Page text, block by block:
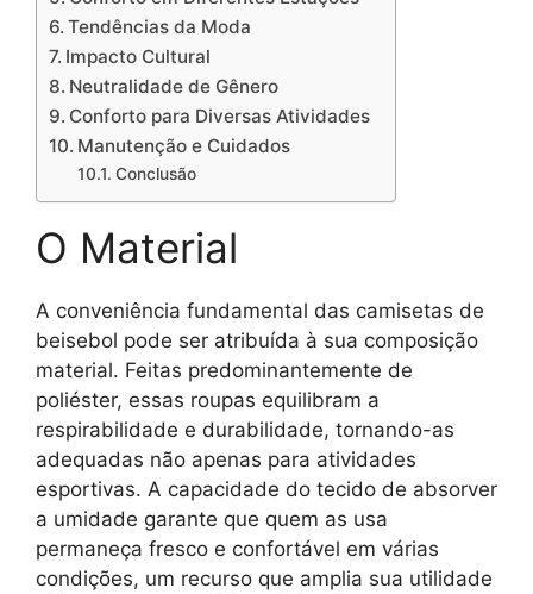
Tendências da Moda
Impacto Cultural
Neutralidade de Gênero
Conforto para Diversas Atividades
Manutenção e Cuidados
Conclusão
O Material
A conveniência fundamental das camisetas de
beisebol pode ser atribuída à sua composição
material. Feitas predominantemente de
poliéster, essas roupas equilibram a
respirabilidade e durabilidade, tornando-as
adequadas não apenas para atividades
esportivas. A capacidade do tecido de absorver
a umidade garante que quem as usa
permaneça fresco e confortável em várias
condições, um recurso que amplia sua utilidade